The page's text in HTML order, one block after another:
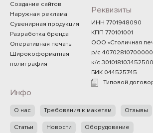
Создание сайтов
Наружная реклама
Сувенирная продукция
Разработка бренда
Оперативная печать
Широкоформатная
полиграфия
Реквизиты
ИНН 7701948090
КПП 770101001
ООО «Столичная
р/с
к/с
БИК 044525745
Типовой
Инфо
О нас Требования к макетам Отзывы
Статьи Новости Оборудование